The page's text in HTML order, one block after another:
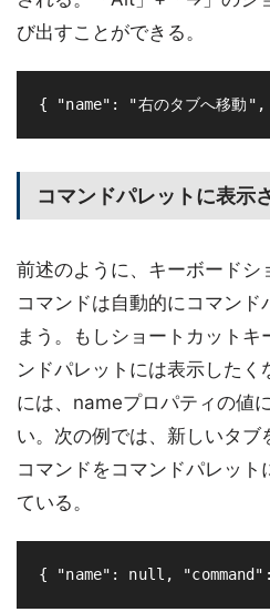
び出すことができる。
コマンドパレットに表示
前述のように、キーボードシ
コマンドは自動的にコマンド
まう。もしショートカット
ンドパレットには表示した
には、nameプロパティの値
い。次の例では、新しいタブ
コマンドをコマンドパレット
ている。